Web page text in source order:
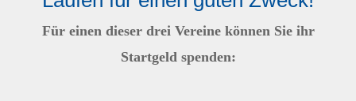
Für einen dieser drei Vereine können Sie ihr
Startgeld spenden: